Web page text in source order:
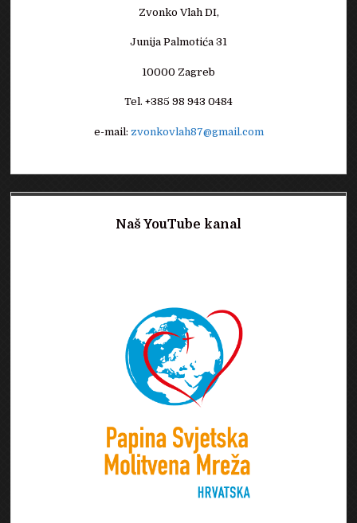
Zvonko Vlah DI,
Junija Palmotića 31
10000 Zagreb
Tel. +385 98 943 0484
e-mail: zvonkovlah87@gmail.com
Naš YouTube kanal